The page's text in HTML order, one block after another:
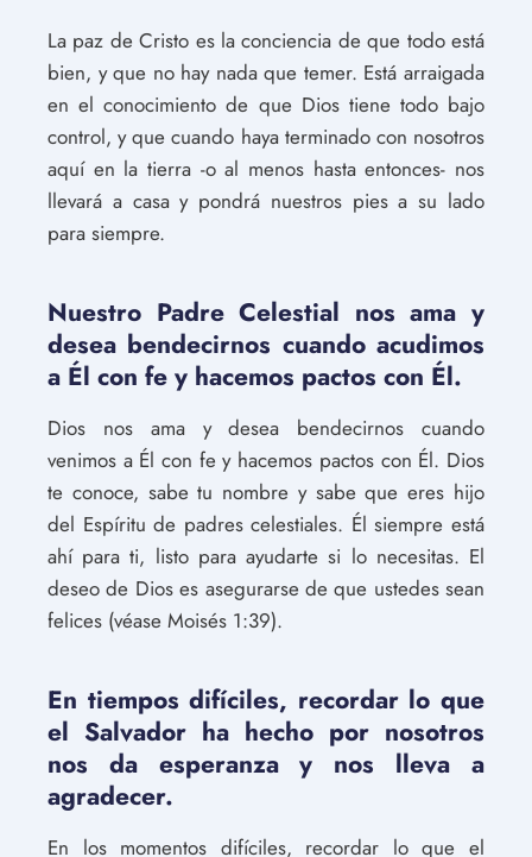
La paz de Cristo es la conciencia de que todo está
bien, y que no hay nada que temer. Está arraigada
en el conocimiento de que Dios tiene todo bajo
control, y que cuando haya terminado con nosotros
aquí en la tierra -o al menos hasta entonces- nos
llevará a casa y pondrá nuestros pies a su lado
para siempre.
Nuestro Padre Celestial nos ama y
desea bendecirnos cuando acudimos
a Él con fe y hacemos pactos con Él.
Dios nos ama y desea bendecirnos cuando
venimos a Él con fe y hacemos pactos con Él. Dios
te conoce, sabe tu nombre y sabe que eres hijo
del Espíritu de padres celestiales. Él siempre está
ahí para ti, listo para ayudarte si lo necesitas. El
deseo de Dios es asegurarse de que ustedes sean
felices (véase Moisés 1:39).
En tiempos difíciles, recordar lo que
el Salvador ha hecho por nosotros
nos da esperanza y nos lleva a
agradecer.
En los momentos difíciles, recordar lo que el